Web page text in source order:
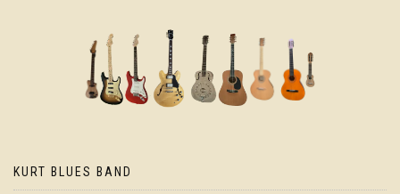
KURT BLUES BAND